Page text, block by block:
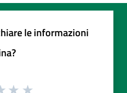
le informazioni